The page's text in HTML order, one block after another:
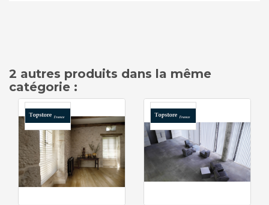
2 autres produits dans la même
catégorie :